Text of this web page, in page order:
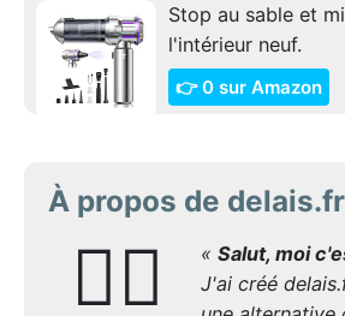
Stop au sable et
l'intérieur neuf.
👉 0 sur Amazon
À propos de delais.fr
🙋‍♂️ « Salut, moi
J'ai créé